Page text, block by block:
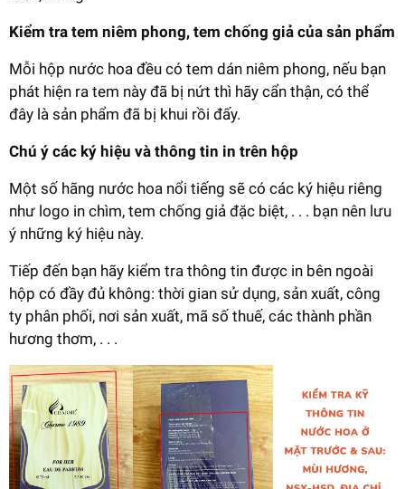
Kiểm tra tem niêm phong, tem chống giả của sản phẩm
Mỗi hộp nước hoa đều có tem dán niêm phong, nếu bạn
phát hiện ra tem này đã bị nứt thì hãy cẩn thận, có thể
đây là sản phẩm đã bị khui rồi đấy.
Chú ý các ký hiệu và thông tin in trên hộp
Một số hãng nước hoa nổi tiếng sẽ có các ký hiệu riêng
như logo in chìm, tem chống giả đặc biệt, . . . bạn nên lưu
ý những ký hiệu này.
Tiếp đến bạn hãy kiểm tra thông tin được in bên ngoài
hộp có đầy đủ không: thời gian sử dụng, sản xuất, công
ty phân phối, nơi sản xuất, mã số thuế, các thành phần
hương thơm, . . .